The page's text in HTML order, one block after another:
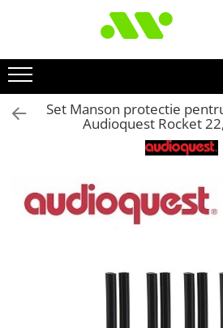
Set Manson protectie
Audioquest Rocket